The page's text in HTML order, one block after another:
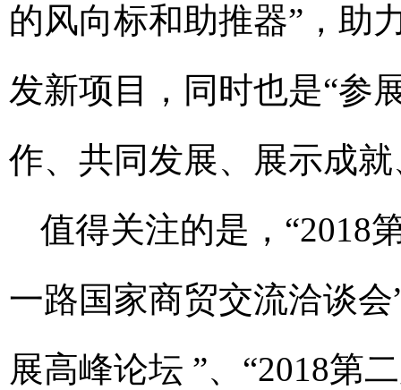
的风向标和助推器”，助
发新项目，同时也是“参
作、共同发展、展示成
值得关注的是，“2018
一路国家商贸交流洽谈
展高峰论坛 ”、“2018第